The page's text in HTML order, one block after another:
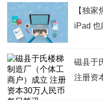
【独
iPad 也
磁县于
注册资